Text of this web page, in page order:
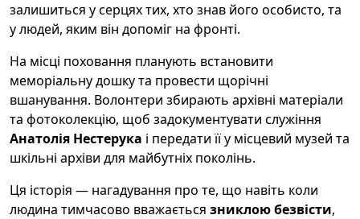
залишиться у серцях тих, хто знав його особисто, та
у людей, яким він допоміг на фронті.
На місці поховання планують встановити
меморіальну дошку та провести щорічні
вшанування. Волонтери збирають архівні матеріали
та фотоколекцію, щоб задокументувати служіння
Анатолія Нестерука і передати її у місцевий музей та
шкільні архіви для майбутніх поколінь.
Ця історія — нагадування про те, що навіть коли
людина тимчасово вважається зниклою безвісти,